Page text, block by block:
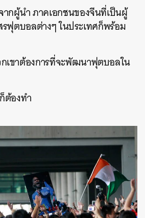
ากผู้นำ ภาคเอกชนของจีนที่เป็นผู้
ฟุตบอลต่างๆ ในประเทศก็พร้อม
เขาต้องการที่จะพัฒนาฟุตบอลใน
ต้องทำ